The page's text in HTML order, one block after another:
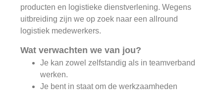
producten en logistieke dienstverlening. Wegens
uitbreiding zijn we op zoek naar een allround
logistiek medewerkers.
Wat verwachten we van jou?
Je kan zowel zelfstandig als in teamverband
werken.
Je bent in staat om de werkzaamheden